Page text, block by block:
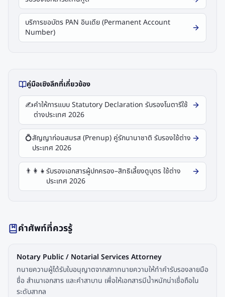
บริการขอบัตร PAN อินเดีย (Permanent Account
Number)
คู่มือเชิงลึกที่เกี่ยวข้อง
✍️คำให้การแบบ Statutory Declaration รับรองโนตารีใช้
ต่างประเทศ 2026
💍สัญญาก่อนสมรส (Prenup) คู่รักนานาชาติ รับรองใช้ต่าง
ประเทศ 2026
👨‍👩‍👧รับรองเอกสารผู้ปกครอง–สิทธิเลี้ยงดูบุตร ใช้ต่าง
ประเทศ 2026
คำศัพท์ที่ควรรู้
Notary Public / Notarial Services Attorney
ทนายความผู้ได้รับใบอนุญาตจากสภาทนายความให้ทำคำรับรองลายมือ
ชื่อ สำเนาเอกสาร และคำสาบาน เพื่อให้เอกสารมีน้ำหนักน่าเชื่อถือใน
ระดับสากล